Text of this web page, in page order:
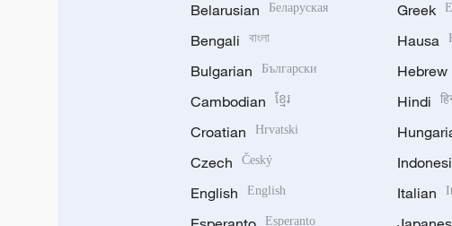
Belarusian Беларуская
Bengali বাংলা
Bulgarian Български
Cambodian ខ្មែរ
Croatian Hrvatski
Czech Český
English English
Esperanto
Greek
Hausa
Hebrew
Hindi
Italian